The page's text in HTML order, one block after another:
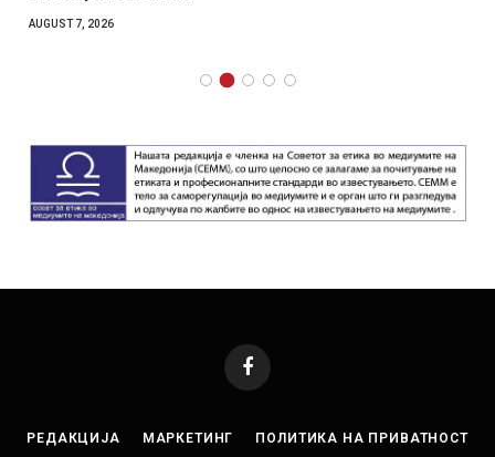
AUGUST 7, 2026
Facebook
РЕДАКЦИЈА МАРКЕТИНГ ПОЛИТИКА НА ПРИВАТНОСТ